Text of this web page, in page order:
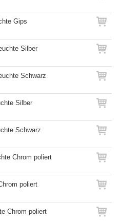
Gips
Silber
Schwarz
Silber
Schwarz
Chrom poliert
poliert
Chrom poliert